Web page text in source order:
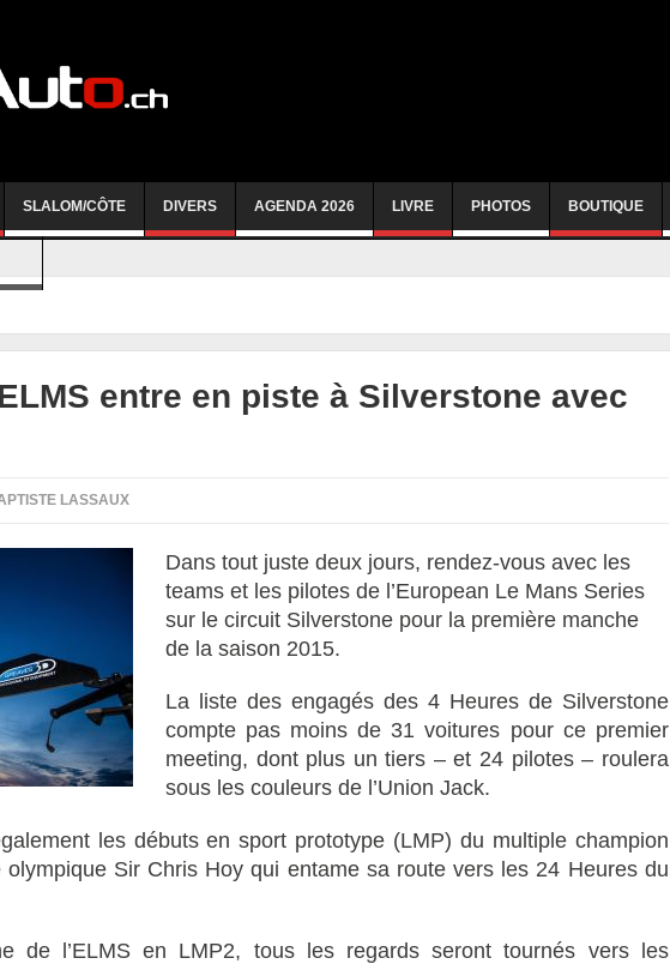
SLALOM/CÔTE DIVERS AGENDA 2026 LIVRE PHOTOS BOUTIQUE
entre en piste à Silverstone avec
LASSAUX
Dans tout juste deux jours, rendez-vous avec les
teams et les pilotes de l’European Le Mans Series
sur le circuit Silverstone pour la première manche
de la saison 2015.
La liste des engagés des 4 Heures de Silverstone
compte pas moins de 31 voitures pour ce premier
meeting, dont plus un tiers – et 24 pilotes – roulera
sous les couleurs de l’Union Jack.
les débuts en sport prototype (LMP) du multiple champion
Sir Chris Hoy qui entame sa route vers les 24 Heures du
de l’ELMS en LMP2, tous les regards seront tournés vers les